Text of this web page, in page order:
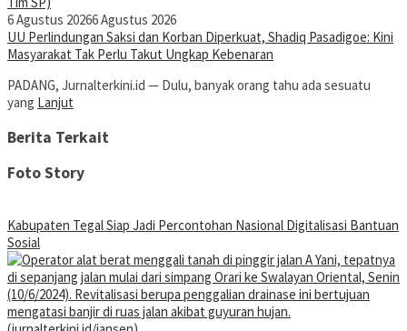
6 Agustus 20266 Agustus 2026
UU Perlindungan Saksi dan Korban Diperkuat, Shadiq Pasadigoe: Kini
Masyarakat Tak Perlu Takut Ungkap Kebenaran
PADANG, Jurnalterkini.id — Dulu, banyak orang tahu ada sesuatu
yang Lanjut
Berita Terkait
Foto Story
Kabupaten Tegal Siap Jadi Percontohan Nasional Digitalisasi Bantuan
Sosial